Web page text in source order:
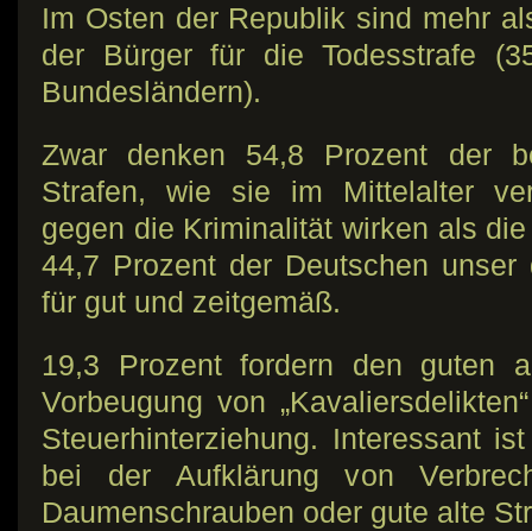
Im Osten der Republik sind mehr
der Bürger für die Todesstrafe
Bundesländern).
Zwar denken 54,8 Prozent der
Strafen, wie sie im Mittelalter
gegen die Kriminalität wirken als
44,7 Prozent der Deutschen unser
für gut und zeitgemäß.
19,3 Prozent fordern den guten
Vorbeugung von
Steuerhinterziehung. Interessant
bei der Aufklärung von
Daumenschrauben oder gute alte